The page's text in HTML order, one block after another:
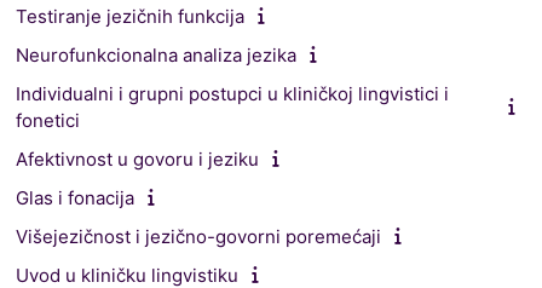
Testiranje jezičnih funkcija
Neurofunkcionalna analiza jezika
Individualni i grupni postupci u kliničkoj lingvistici i
fonetici
Afektivnost u govoru i jeziku
Glas i fonacija
Višejezičnost i jezično-govorni poremećaji
Uvod u kliničku lingvistiku